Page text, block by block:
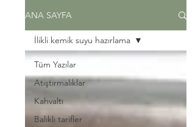
ANA SAYFA
Tüm Yazılar
Atıştırmalıklar
Kahvaltı
Balıklı tarifler
İlikli kemik suyu hazırlama